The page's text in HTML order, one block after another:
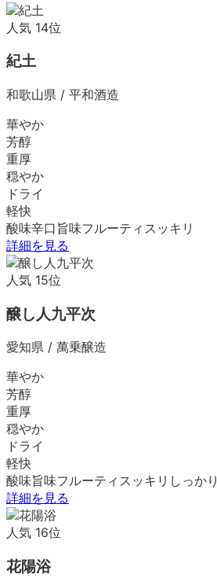
人気 14位
紀土
和歌山県 / 平和酒造
華やか
芳醇
重厚
穏やか
ドライ
軽快
酸味辛口 旨味フルーティ スッキリ
詳細を見る
人気 15位
醸し人九平次
愛知県 / 萬乗醸造
華やか
芳醇
重厚
穏やか
ドライ
軽快
酸味旨味フルーティ スッキリ しっかり
詳細を見る
人気 16位
花陽浴